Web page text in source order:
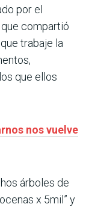
por el
compartió
trabaje la
que ellos
nos vuelve
árboles de
x 5mil” y